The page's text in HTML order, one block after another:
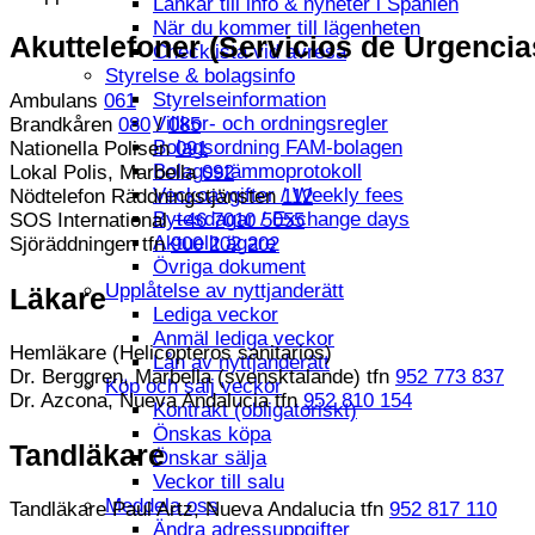
När du kommer till lägenheten
Checklista vid avresa
Styrelse & bolagsinfo
Styrelseinformation
Villkor- och ordningsregler
Bolagsordning FAM-bolagen
Bolagsstämmoprotokoll
Veckoavgifter / Weekly fees
Bytesdagar / Exchange days
Aktuellt ägare
Övriga dokument
Upplåtelse av nyttjanderätt
Lediga veckor
Anmäl lediga veckor
Lån av nyttjanderätt
Köp och sälj veckor
Kontrakt (obligatoriskt)
Önskas köpa
Önskar sälja
Veckor till salu
Meddela oss
Ändra adressuppgifter
Akuttelefoner (Servicios de
Ambulans 061
Brandkåren 080/085
Nationella Polisen091
Lokal Polis, Marbella092
Nödtelefon Räddningstjänsten112
SOS International+46 7010 5055
Sjöräddningen tfn900 202 202
Läkare
Hemläkare (Helicopteros sanitarios)
Dr. Berggren, Marbella (svensktalande) tfn 952 773 837
Dr. Azcona, Nueva Andalucia tfn952 810 154
Tandläkare
Tandläkare Paul Artz, Nueva Andalucia tfn 952 817 110